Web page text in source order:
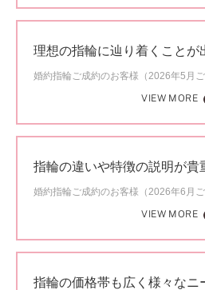
理想の指輪に辿り着くことが
婚約指輪ご成約のお客様（2026年5月ご
VIEW MORE
指輪の違いや特徴の説明が貴
婚約指輪ご成約のお客様（2026年6月ご
VIEW MORE
指輪の価格帯も広く様々なニ